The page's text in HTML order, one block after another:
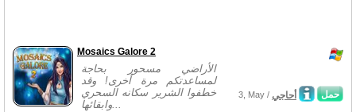
Mosaics Galore 2
الأراضي مسحور بحاجة
لمساعدتكم مرة أخرى! وقد
خطفوا الشرير سكانه السحري
وابقائها...
حمل 3, May / أحاجي